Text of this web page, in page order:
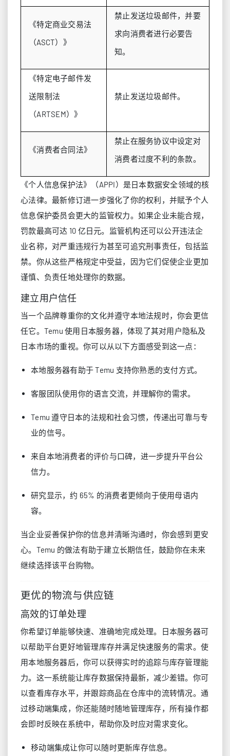
《特定商业交易法
（ASCT）》
禁止发送垃圾邮件，并要
求向消费者进行必要告
知。
《特定电子邮件发
送限制法
（ARTSEM）》
禁止发送垃圾邮件。
《消费者合同法》
禁止在服务协议中设定对
消费者过度不利的条款。
《个人信息保护法》（APPI）是日本数据安全领域的核
心法律。最新修订进一步强化了你的权利，并赋予个人
信息保护委员会更大的监管权力。如果企业未能合规，
罚款最高可达 10 亿日元。监管机构还可以公开违法企
业名称，对严重违规行为甚至可追究刑事责任，包括监
禁。你从这些严格规定中受益，因为它们促使企业更加
谨慎、负责任地处理你的数据。
建立用户信任
当一个品牌尊重你的文化并遵守本地法规时，你会更信
任它。Temu 使用日本服务器，体现了其对用户隐私及
日本市场的重视。你可以从以下方面感受到这一点：
本地服务器有助于 Temu 支持你熟悉的支付方式。
客服团队使用你的语言交流，并理解你的需求。
Temu 遵守日本的法规和社会习惯，传递出可靠与专
业的信号。
来自本地消费者的评价与口碑，进一步提升平台公
信力。
研究显示，约 65% 的消费者更倾向于使用母语内
容。
当企业妥善保护你的信息并清晰沟通时，你会感到更安
心。Temu 的做法有助于建立长期信任，鼓励你在未来
继续选择该平台购物。
更优的物流与供应链
高效的订单处理
你希望订单能够快速、准确地完成处理。日本服务器可
以帮助平台更好地管理库存并满足快速服务的需求。使
用本地服务器后，你可以获得实时的追踪与库存管理能
力。这一系统能让库存数据保持最新，减少差错。你可
以查看库存水平，并跟踪商品在仓库中的流转情况。通
过移动端集成，你还能随时随地管理库存，所有操作都
会即时反映在系统中，帮助你及时应对需求变化。
移动端集成让你可以随时更新库存信息。